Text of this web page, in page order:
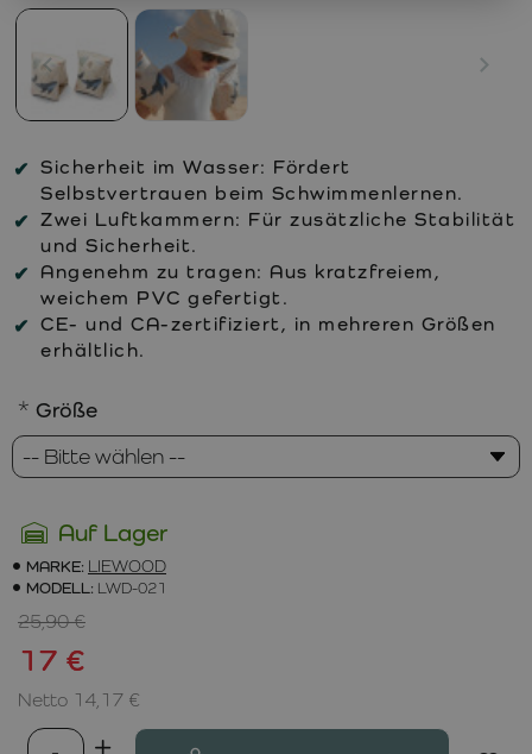
Sicherheit im Wasser: Fördert
Selbstvertrauen beim Schwimmenlernen.
Zwei Luftkammern: Für zusätzliche Stabilität
und Sicherheit.
Angenehm zu tragen: Aus kratzfreiem,
weichem PVC gefertigt.
CE- und CA-zertifiziert, in mehreren Größen
erhältlich.
Auf Lager
MARKE: LIEWOOD
MODELL: LWD-021
17 €
25,90 €
Netto 14,17 €
Größe